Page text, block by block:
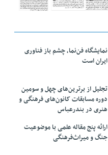
نمایشگاه فن‌نما، چشم باز فناوری
ایران است
تجلیل از بر‌ترین‌های چهل و سومین
دوره مسابقات کانون‌های فرهنگی و
هنری در بندرعباس
ارائه پنج مقاله علمی با موضوعیت
جنگ و میراث‌فرهنگی